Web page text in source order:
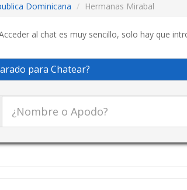
Dominicana Hermanas Mirabal
al chat es muy sencillo, solo hay que
para Chatear?